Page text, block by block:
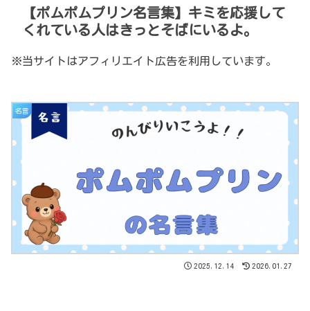
【ポムポムプリン名言集】キミを応援して
くれている人はきっとそばにいるよ。
※当サイトはアフィリエイト広告を利用しています。
名言
2025.12.14 2026.01.27